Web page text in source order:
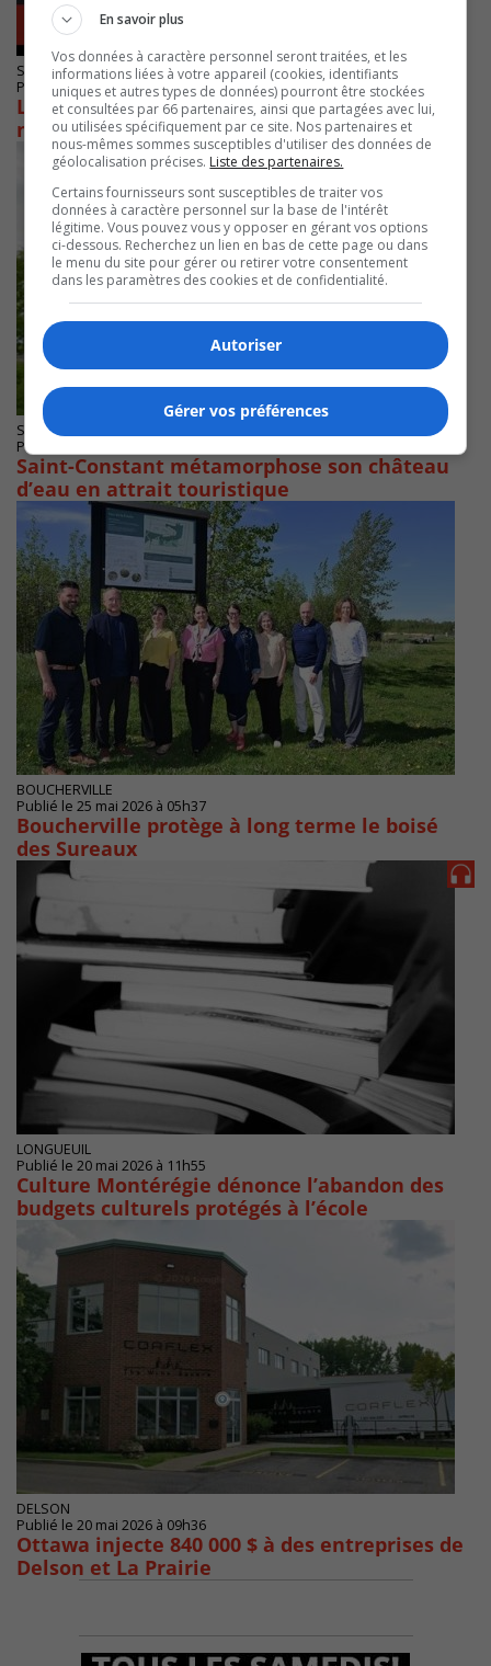
SAINT-CONSTANT
Publié le 3 juin 2026 à 10h01
Les travailleurs du communautaire
manifestent à Saint-Constant
SAINT-CONSTANT
Publié le 27 mai 2026 à 09h54
Saint-Constant métamorphose son château
d’eau en attrait touristique
BOUCHERVILLE
Publié le 25 mai 2026 à 05h37
Boucherville protège à long terme le boisé
des Sureaux
LONGUEUIL
Publié le 20 mai 2026 à 11h55
Culture Montérégie dénonce l’abandon des
budgets culturels protégés à l’école
DELSON
Publié le 20 mai 2026 à 09h36
Ottawa injecte 840 000 $ à des entreprises de
Delson et La Prairie
En savoir plus
Vos données à caractère personnel seront traitées, et les
informations liées à votre appareil (cookies, identifiants
uniques et autres types de données) pourront être stockées
et consultées par 66 partenaires, ainsi que partagées avec lui,
ou utilisées spécifiquement par ce site. Nos partenaires et
nous-mêmes sommes susceptibles d'utiliser des données de
géolocalisation précises. Liste des partenaires.
Certains fournisseurs sont susceptibles de traiter vos
données à caractère personnel sur la base de l'intérêt
légitime. Vous pouvez vous y opposer en gérant vos options
ci-dessous. Recherchez un lien en bas de cette page ou dans
le menu du site pour gérer ou retirer votre consentement
dans les paramètres des cookies et de confidentialité.
Autoriser
Gérer vos préférences